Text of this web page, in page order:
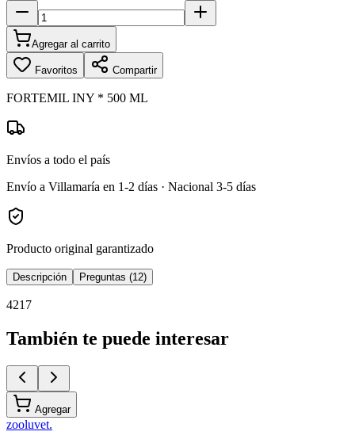
Agregar al carrito
Favoritos Compartir
FORTEMIL INY * 500 ML
Envíos a todo el país
Envío a Villamaría en 1-2 días · Nacional 3-5 días
Producto original garantizado
Descripción Preguntas (12)
4217
También te puede interesar
Agregar
zooluvet.